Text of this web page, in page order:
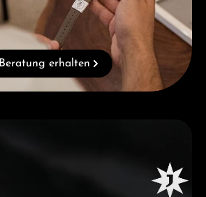
Beratung erhalten